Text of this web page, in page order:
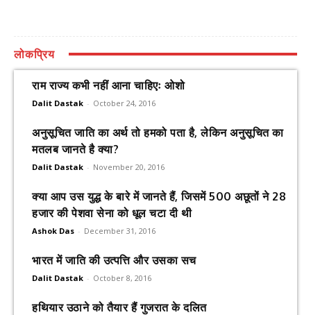
लोकप्रिय
राम राज्य कभी नहीं आना चाहिएः ओशो
Dalit Dastak - October 24, 2016
अनुसूचित जाति का अर्थ तो हमको पता है, लेकिन अनुसूचित का
मतलब जानते है क्या?
Dalit Dastak - November 20, 2016
क्या आप उस युद्ध के बारे में जानते हैं, जिसमें 500 अछूतों ने 28
हजार की पेशवा सेना को धूल चटा दी थी
Ashok Das - December 31, 2016
भारत में जाति की उत्पत्ति और उसका सच
Dalit Dastak - October 8, 2016
हथियार उठाने को तैयार हैं गुजरात के दलित